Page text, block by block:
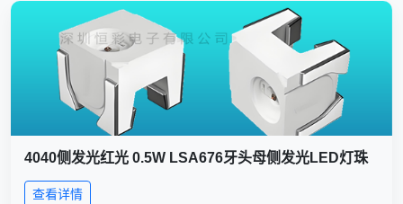
4040侧发光红光 0.5W LSA676牙头母侧发光LED灯珠
查看详情